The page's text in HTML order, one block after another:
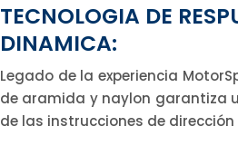
TECNOLOGIA DE
DINAMICA:
Legado de la experiencia
de aramida y naylon garantiza
de las instrucciones de